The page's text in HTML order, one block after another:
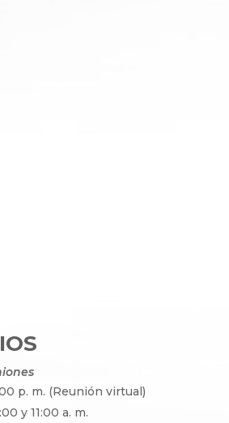
p. m. (Reunión virtual)
y 11:00 a. m.